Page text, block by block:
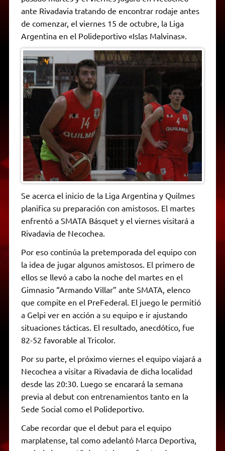
A
p
p
r
a
m
e
r
o
o
k
g
e
n
k
F
r
i
n
d
l
y
ante Rivadavia tratando de encontrar rodaje antes
de comenzar, el viernes 15 de octubre, la Liga
Argentina en el Polideportivo «Islas Malvinas».
Se acerca el inicio de la Liga Argentina y Quilmes
planifica su preparación con amistosos. El martes
enfrentó a SMATA Básquet y el viernes visitará a
Rivadavia de Necochea.
Por eso continúa la pretemporada del equipo con
la idea de jugar algunos amistosos. El primero de
ellos se llevó a cabo la noche del martes en el
Gimnasio “Armando Villar” ante SMATA, elenco
que compite en el PreFederal. El juego le permitió
a Gelpi ver en acción a su equipo e ir ajustando
situaciones tácticas. El resultado, anecdótico, fue
82-52 favorable al Tricolor.
Por su parte, el próximo viernes el equipo viajará a
Necochea a visitar a Rivadavia de dicha localidad
desde las 20:30. Luego se encarará la semana
previa al debut con entrenamientos tanto en la
Sede Social como el Polideportivo.
Cabe recordar que el debut para el equipo
marplatense, tal como adelantó Marca Deportiva,